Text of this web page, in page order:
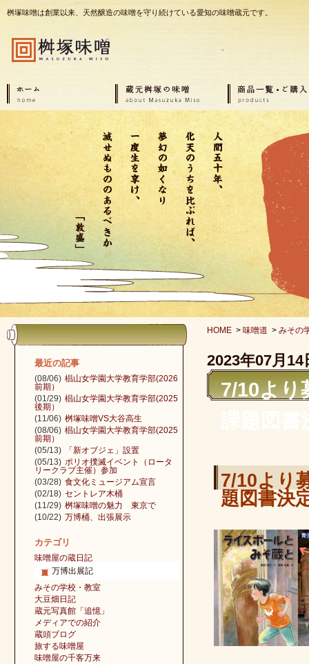
桝塚味噌は創業以来、天然醸造の味噌を守り続けている愛知の味噌蔵元です。
HOME > 味噌道 > みその
2023年07月14
7/10より
7/10より
題図書決
最近の記事
(08/06) 椙山女学園大学教育学部(2026
前期）
(01/29) 椙山女学園大学教育学部(2025
後期）
(11/06) 桝塚味噌VS大谷高生
(08/06) 椙山女学園大学教育学部(2025
前期）
(05/13)
「新オブジェ」設置
(05/13) ポリオ撲滅イベント（ロータ
リークラブ主催）参加
(03/28) 食文化ミュージアム宣言
(02/18) セントレア木桶
(11/29) 桝塚味噌の魅力 東京で
(10/22) 万博桶、出張展示
カテゴリ
味噌屋の蔵日記
万博出展記
みその学校・教室
大豆畑日記
蔵元写真館「追憶」
メディアでの紹介
蔵頭ブログ
旅する味噌屋
味噌屋の千客万来